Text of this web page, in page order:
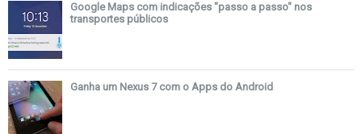
Google Maps com indicações "passo a passo" nos
transportes públicos
Ganha um Nexus 7 com o Apps do Android